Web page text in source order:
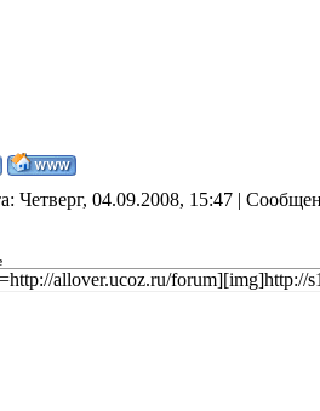
Четверг, 04.09.2008, 15:47 |
allover.ucoz.ru/forum][img]http://